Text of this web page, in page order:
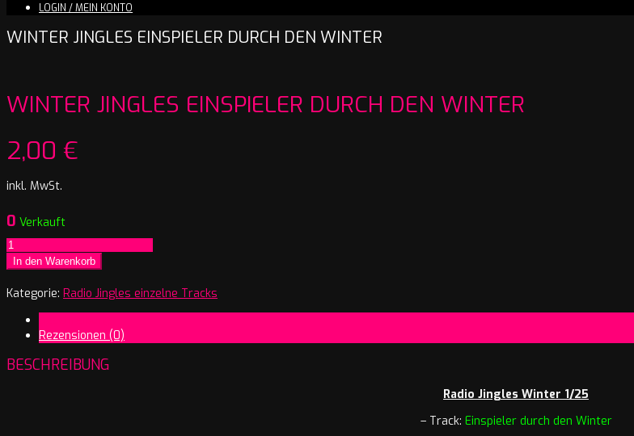
LOGIN / MEIN KONTO
WINTER JINGLES EINSPIELER DURCH DEN WINTER
WINTER JINGLES EINSPIELER DURCH DEN WINTER
2,00 €
inkl. MwSt.
0 Verkauft
Winter
Jingles
Einspieler
durch
Winter
Menge
In den Warenkorb
Kategorie: Radio Jingles einzelne Tracks
Rezensionen (0)
BESCHREIBUNG
Radio Jingles Winter 1/25
– Track: Einspieler durch den Winter